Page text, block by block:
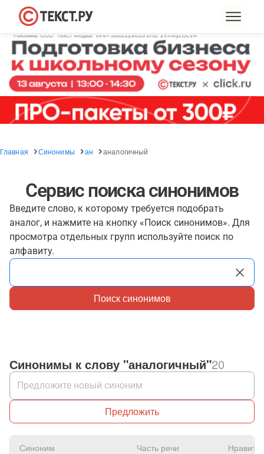
Главная Синонимы ан аналогичный
Сервис поиска синонимов
Введите слово, к которому требуется подобрать
аналог, и нажмите на кнопку «Поиск синонимов». Для
просмотра отдельных групп используйте поиск по
алфавиту.
Поиск синонимов
Синонимы к слову "аналогичный"20
Предложить
Синоним Часть речи Нравится